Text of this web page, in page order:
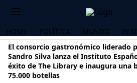
HOME POLÍTICA MUNDO
El consorcio gastronómico liderado
Sandro Silva lanza el Instituto
éxito de The Library e inaugura una
75.000 botellas